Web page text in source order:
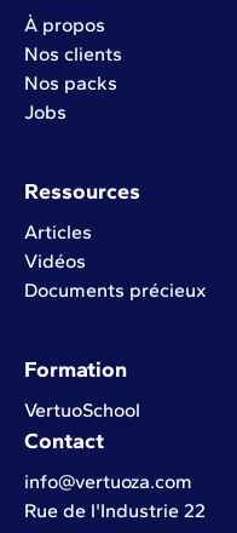
À propos
Nos clients
Nos packs
Jobs
Ressources
Articles
Vidéos
Documents précieux
Formation
VertuoSchool
Contact
info@vertuoza.com
Rue de l'Industrie 22